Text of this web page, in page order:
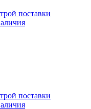
поставки
поставки